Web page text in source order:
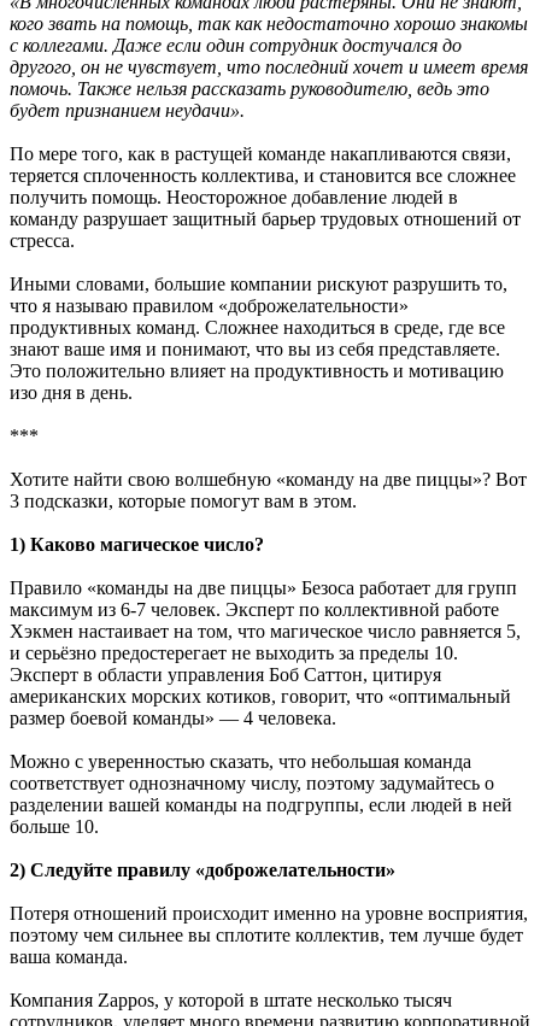
кого звать на помощь, так как недостаточно хорошо знакомы
с коллегами. Даже если один сотрудник достучался до
другого, он не чувствует, что последний хочет и имеет время
помочь. Также нельзя рассказать руководителю, ведь это
будет признанием неудачи».
По мере того, как в растущей команде накапливаются связи,
теряется сплоченность коллектива, и становится все сложнее
получить помощь. Неосторожное добавление людей в
команду разрушает защитный барьер трудовых отношений от
стресса.
Иными словами, большие компании рискуют разрушить то,
что я называю правилом «доброжелательности»
продуктивных команд. Сложнее находиться в среде, где все
знают ваше имя и понимают, что вы из себя представляете.
Это положительно влияет на продуктивность и мотивацию
изо дня в день.
***
Хотите найти свою волшебную «команду на две пиццы»? Вот
3 подсказки, которые помогут вам в этом.
1) Каково магическое число?
Правило «команды на две пиццы» Безоса работает для групп
максимум из 6-7 человек. Эксперт по коллективной работе
Хэкмен настаивает на том, что магическое число равняется 5,
и серьёзно предостерегает не выходить за пределы 10.
Эксперт в области управления Боб Саттон, цитируя
американских морских котиков, говорит, что «оптимальный
размер боевой команды» — 4 человека.
Можно с уверенностью сказать, что небольшая команда
соответствует однозначному числу, поэтому задумайтесь о
разделении вашей команды на подгруппы, если людей в ней
больше 10.
2) Следуйте правилу «доброжелательности»
Потеря отношений происходит именно на уровне восприятия,
поэтому чем сильнее вы сплотите коллектив, тем лучше будет
ваша команда.
Компания Zappos, у которой в штате несколько тысяч
сотрудников, уделяет много времени развитию корпоративной